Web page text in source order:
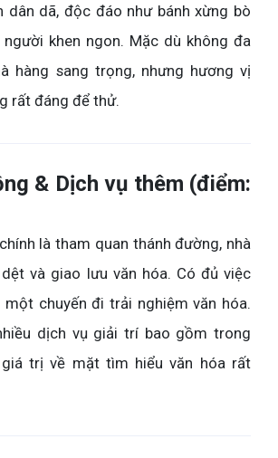
dân dã, độc đáo như bánh xừng bò
khen ngon. Mặc dù không đa
hàng sang trọng, nhưng hương vị
rất đáng để thử.
& Dịch vụ thêm (điểm:
là tham quan thánh đường, nhà
và giao lưu văn hóa. Có đủ việc
chuyến đi trải nghiệm văn hóa.
dịch vụ giải trí bao gồm trong
giá trị về mặt tìm hiểu văn hóa rất